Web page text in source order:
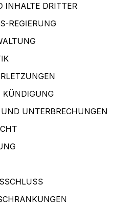
INHALTE DRITTER
REGIERUNG
KÜNDIGUNG
UNTERBRECHUNGEN